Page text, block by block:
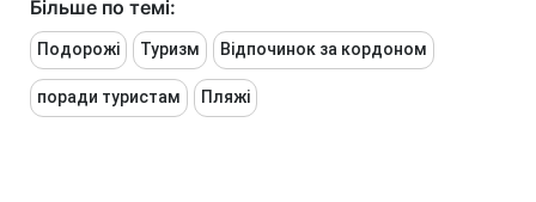
Більше по темі:
Подорожі Туризм Відпочинок за кордоном
поради туристам Пляжі